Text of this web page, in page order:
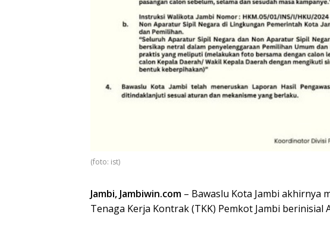
(foto: ist)
Jambi, Jambiwin.com – Bawaslu Kota Jambi akhirnya
Tenaga Kerja Kontrak (TKK) Pemkot Jambi berinisial